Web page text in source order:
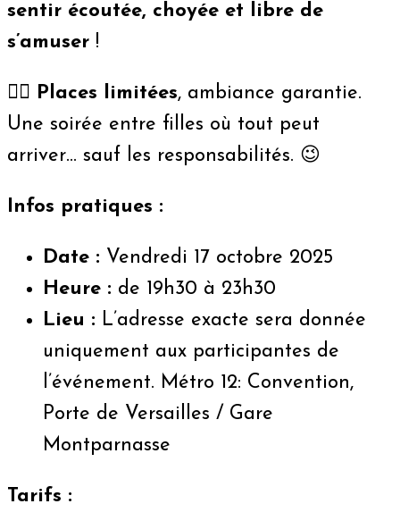
sentir écoutée, choyée et libre de
s’amuser !
👯‍♀️ Places limitées, ambiance garantie.
Une soirée entre filles où tout peut
arriver… sauf les responsabilités. 😉
Infos pratiques :
Date : Vendredi 17 octobre 2025
Heure : de 19h30 à 23h30
Lieu : L’adresse exacte sera donnée
uniquement aux participantes de
l’événement. Métro 12: Convention,
Porte de Versailles / Gare
Montparnasse
Tarifs :